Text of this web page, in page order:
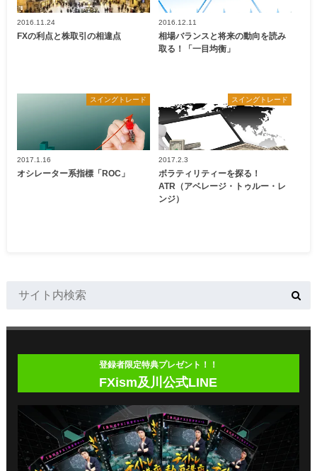
2016.11.24
FXの利点と株取引の相違点
2016.12.11
相場バランスと将来の動向を読み
取る！「一目均衡」
スイングトレード
2017.1.16
オシレーター系指標「ROC」
スイングトレード
2017.2.3
ボラティリティーを探る！
ATR（アベレージ・トゥルー・レ
ンジ）
登録者限定特典プレゼント！！
FXism及川公式LINE